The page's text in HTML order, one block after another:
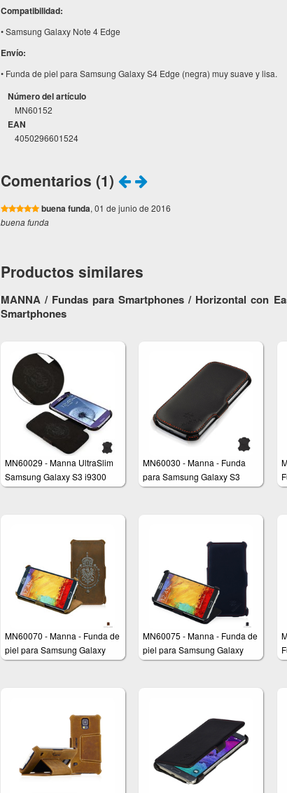
Compatibilidad:
• Samsung Galaxy Note 4 Edge
Envío:
• Funda de piel para Samsung Galaxy S4 Edge (negra) muy suave y lisa.
Número del artículo
MN60152
EAN
4050296601524
Comentarios (1)
buena funda, 01 de junio de 2016
buena funda
Productos similares
MANNA / Fundas para Smartphones / Horizontal con
Smartphones
MN60029 - Manna UltraSlim
Samsung Galaxy S3 i9300
Schutzhülle aus echtem Leder
MN60030 - Manna - Funda
para Samsung Galaxy S3
i9300 muy fina con función
MN60070 - Manna - Funda de
piel para Samsung Galaxy
Note 3 N9000 N9005
MN60075 - Manna - Funda de
piel para Samsung Galaxy
Note 3 N9000 N9005